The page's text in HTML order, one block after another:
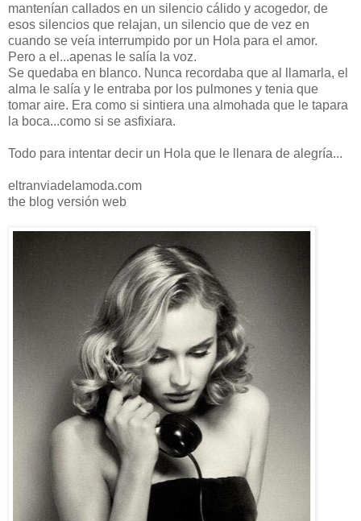
mantenían callados en un silencio cálido y acogedor, de
esos silencios que relajan, un silencio que de vez en
cuando se veía interrumpido por un Hola para el amor.
Pero a el...apenas le salía la voz.
Se quedaba en blanco. Nunca recordaba que al llamarla, el
alma le salía y le entraba por los pulmones y tenia que
tomar aire. Era como si sintiera una almohada que le tapara
la boca...como si se asfixiara.
Todo para intentar decir un Hola que le llenara de alegría...
eltranviadelamoda.com
the blog versión web